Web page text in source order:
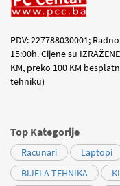
PDV: 227788030001;
15:00h. Cijene su
KM, preko 100 KM
tehniku)
Top Kategorije
Racunari Laptopi
BIJELA TEHNIKA